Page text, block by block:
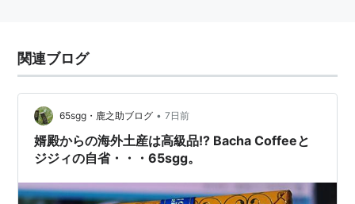
関連ブログ
65sgg・鹿之助ブログ • 7日前
婿殿からの海外土産は高級品!? Bacha Coffeeと
ジジィの自省・・・65sgg。